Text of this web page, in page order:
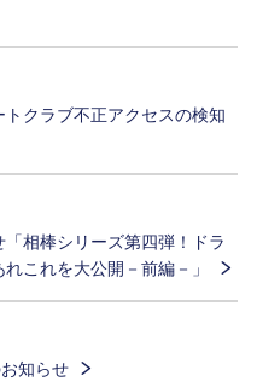
トクラブ不正アクセスの検知
「相棒シリーズ第四弾！ドラ
これを大公開－前編－」
知らせ